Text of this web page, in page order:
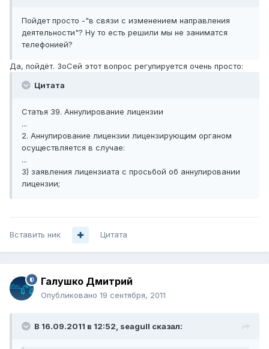
Пойдет просто -"в связи с изменением направления
деятельности"? Ну то есть решили мы не заниматся
телефонией?
Да, пойдёт. ЗоСей этот вопрос регулируется очень просто:
Цитата
Статья 39. Аннулирование лицензии
...
2. Аннулирование лицензии лицензирующим органом
осуществляется в случае:
...
3) заявления лицензиата с просьбой об аннулировании
лицензии;
Вставить ник Цитата
Галушко Дмитрий
Опубликовано 19 сентября, 2011
В 16.09.2011 в 12:52, seagull сказал: